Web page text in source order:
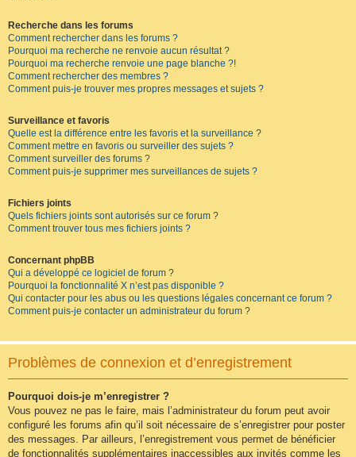
Recherche dans les forums
Comment rechercher dans les forums ?
Pourquoi ma recherche ne renvoie aucun résultat ?
Pourquoi ma recherche renvoie une page blanche ?!
Comment rechercher des membres ?
Comment puis-je trouver mes propres messages et sujets ?
Surveillance et favoris
Quelle est la différence entre les favoris et la surveillance ?
Comment mettre en favoris ou surveiller des sujets ?
Comment surveiller des forums ?
Comment puis-je supprimer mes surveillances de sujets ?
Fichiers joints
Quels fichiers joints sont autorisés sur ce forum ?
Comment trouver tous mes fichiers joints ?
Concernant phpBB
Qui a développé ce logiciel de forum ?
Pourquoi la fonctionnalité X n’est pas disponible ?
Qui contacter pour les abus ou les questions légales concernant ce forum ?
Comment puis-je contacter un administrateur du forum ?
Problèmes de connexion et d’enregistrement
Pourquoi dois-je m’enregistrer ?
Vous pouvez ne pas le faire, mais l’administrateur du forum peut avoir
configuré les forums afin qu’il soit nécessaire de s’enregistrer pour poster
des messages. Par ailleurs, l’enregistrement vous permet de bénéficier
de fonctionnalités supplémentaires inaccessibles aux invités comme les